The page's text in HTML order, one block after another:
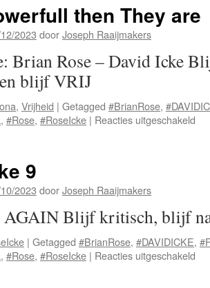
then They are
2023 doorJoseph Raaijmakers
Brian Rose – David Icke
blijf VRIJ
, Vrijheid | Getagged #BrianRose,
, #Rose, #RoseIcke | Reacties uitgeschakeld
9
2023 doorJoseph Raaijmakers
Blijf kritisch, blijf
| Getagged #BrianRose, #DAVIDICKE,
, #Rose, #RoseIcke | Reacties uitgeschakeld